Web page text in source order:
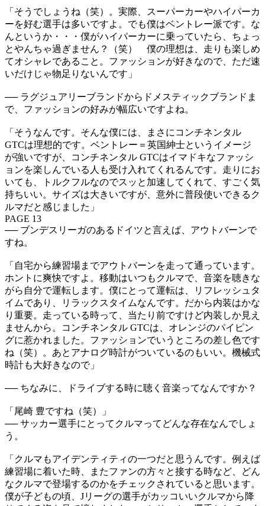
「そうでしょうね（笑）。実際、スーパーカーやハイパーカ
ーを好む選手は多いですよ。でも僕はベントレー派です。な
んというか・・・僕がハイパーカーに乗っていたら、ちょっ
とやんちゃ過ぎません？（笑） 僕の理想は、走りも楽しめ
てオシャレであること。ファッションが好きなので、ただ速
いだけじゃ物足りないんです」
── ラグジュアリーブランドからドメスティックブランドま
で、ファッションの好みが幅広いですよね。
「そうなんです。そんな僕には、まさにコンチネンタル
GTCは理想的です。ベントレー＝英国紳士というイメージ
が強いですが、コンチネンタル GTCはイマドキなファッシ
ョンを楽しんでいる人も受け入れてくれるんです。走りにお
いても、トルクフルなのでスッと加速してくれて、すごく気
持ちいい。サイズは大きいですが、意外に普段使いできるク
ルマだと感じました」
PAGE 13
── ブンデスリーガのあるドイツと言えば、アウトバーンで
すね。
「自宅から練習場までアウトバーンを走って通っています。
ホントに爽快ですよ。移動はいつもクルマで、音楽を聴きな
がら自分で運転します。僕にとって運転は、リフレッシュタ
イムであり、リラックスタイムなんです。だから内装はかな
り重要。走っている時って、当たり前ですけど内装しか見え
ませんから。コンチネンタル GTCは、オレンジのパイピン
グに惹かれました。ファッションでいうところの差し色です
ね（笑）。あとアナログ時計がついているのもいい。機械式
時計も大好きなので」
── ちなみに、ドライブする時に聴く音楽ってなんですか？
「尾崎 豊ですね（笑）」
── サッカー選手にとってクルマってどんな存在なんでしょ
う。
「クルマもアイデンティティの一つだと思うんです。例えば
練習場に着いた時、またファンの方々と接する時など、どん
なクルマで登場するのかをチェックされていると思います。
僕が子どもの頃、Jリーグの選手がカッコいいクルマから降